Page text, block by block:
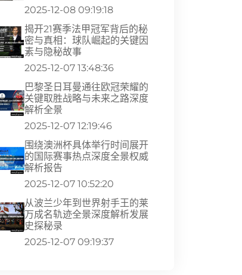
2025-12-08 09:19:18
揭开21赛季法甲冠军背后的秘
密与真相：球队崛起的关键因
素与隐秘故事
2025-12-07 13:48:36
巴黎圣日耳曼通往欧冠荣耀的
关键取胜战略与未来之路深度
解析全景
2025-12-07 12:19:46
围绕澳洲杯具体举行时间展开
的国际赛事热点深度全景权威
解析报告
2025-12-07 10:52:20
从波兰少年到世界射手王的莱
万成名轨迹全景深度解析发展
史探秘录
2025-12-07 09:19:37